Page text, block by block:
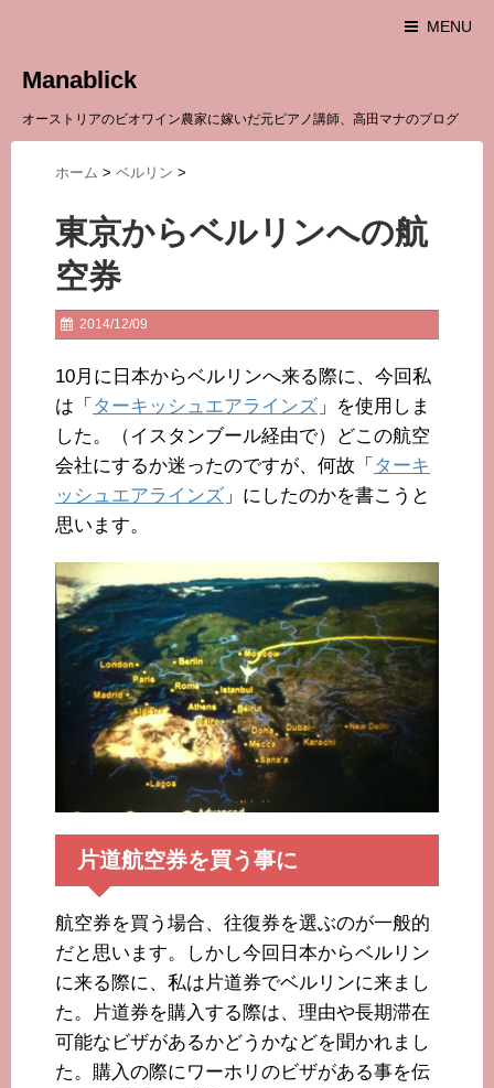
MENU
Manablick
オーストリアのビオワイン農家に嫁いだ元ピアノ講師、高田マナのブログ
ホーム > ベルリン >
東京からベルリンへの航
空券
2014/12/09
10月に日本からベルリンへ来る際に、今回私
は「 ターキッシュエアラインズ 」を使用しま
した。（イスタンブール経由で）どこの航空
会社にするか迷ったのですが、何故「 ターキ
ッシュエアラインズ 」にしたのかを書こうと
思います。
片道航空券を買う事に
航空券を買う場合、往復券を選ぶのが一般的
だと思います。しかし今回日本からベルリン
に来る際に、私は片道券でベルリンに来まし
た。片道券を購入する際は、理由や長期滞在
可能なビザがあるかどうかなどを聞かれまし
た。購入の際にワーホリのビザがある事を伝